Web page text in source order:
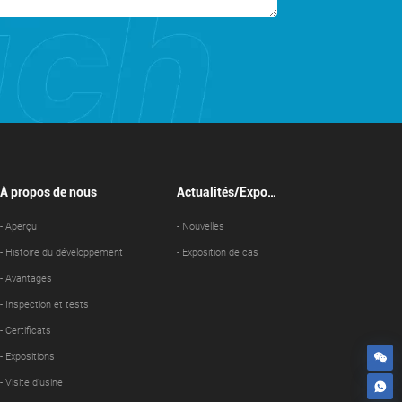
À propos de nous
- Aperçu
- Histoire du développement
- Avantages
- Inspection et tests
- Certificats
- Expositions
- Visite d'usine
Actualités/Exposi
- Nouvelles
- Exposition de cas